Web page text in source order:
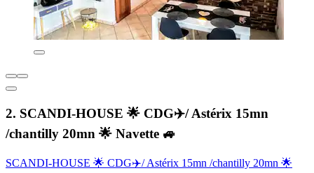
2. SCANDI-HOUSE 🌟 CDG✈️/ Astérix 15mn
/chantilly 20mn 🌟 Navette 🚙
SCANDI-HOUSE 🌟 CDG✈️/ Astérix 15mn /chantilly 20mn 🌟